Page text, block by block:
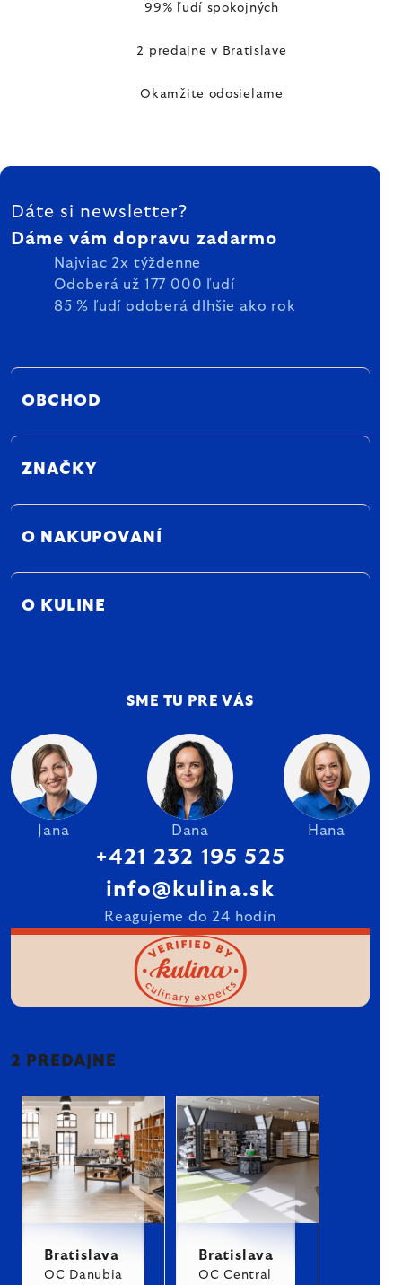
99% ľudí spokojných
2 predajne v Bratislave
Okamžite odosielame
ZÁPÄTIE
Dáte si newsletter?
Dáme vám dopravu zadarmo
Najviac 2x týždenne
Odoberá už 177 000 ľudí
85 % ľudí odoberá dlhšie ako rok
OBCHOD
ZNAČKY
O NAKUPOVANÍ
O KULINE
SME TU PRE VÁS
Jana Dana Hana
+421 232 195 525
info@kulina.sk
Reagujeme do 24 hodín
2 PREDAJNE
Bratislava
OC Danubia
Bratislava
OC Central